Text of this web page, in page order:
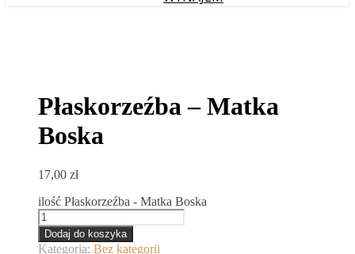
Płaskorzeźba – Matka
Boska
17,00 zł
ilość Płaskorzeźba - Matka Boska
Dodaj do koszyka
Kategoria: Bez kategorii